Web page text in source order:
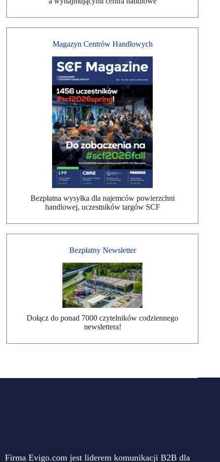
Magazyn Centrów Handlowych
Bezpłatna wysyłka dla najemców powierzchni
handlowej, uczestników targów SCF
Bezpłatny Newsletter
Dołącz do ponad 7000 czytelników codziennego
newslettera!
Firma Evigo.com jest liderem komunikacji B2B dla